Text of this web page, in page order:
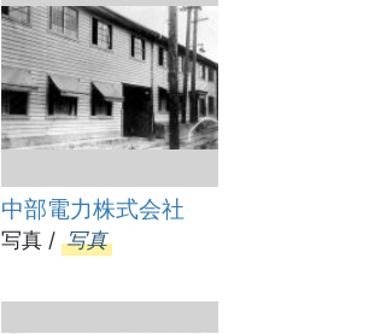
中部電力株式会社
写真 / 写真